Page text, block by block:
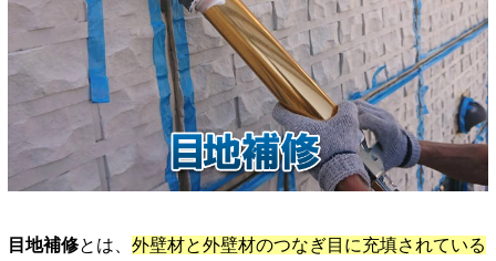
目地補修とは、 外壁材と外壁材のつなぎ目に充填されている